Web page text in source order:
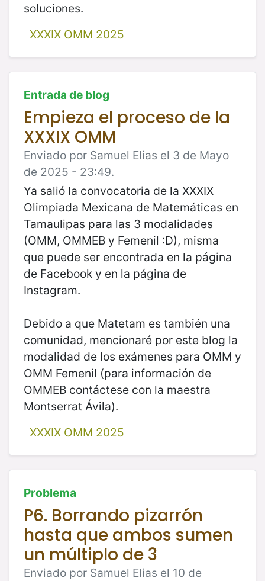
soluciones.
XXXIX OMM 2025
Entrada de blog
Empieza el proceso de la
XXXIX OMM
Enviado por Samuel Elias el 3 de Mayo
de 2025 - 23:49.
Ya salió la convocatoria de la XXXIX
Olimpiada Mexicana de Matemáticas en
Tamaulipas para las 3 modalidades
(OMM, OMMEB y Femenil :D), misma
que puede ser encontrada en la página
de Facebook y en la página de
Instagram.
Debido a que Matetam es también una
comunidad, mencionaré por este blog la
modalidad de los exámenes para OMM y
OMM Femenil (para información de
OMMEB contáctese con la maestra
Montserrat Ávila).
XXXIX OMM 2025
Problema
P6. Borrando pizarrón
hasta que ambos sumen
un múltiplo de 3
Enviado por Samuel Elias el 10 de